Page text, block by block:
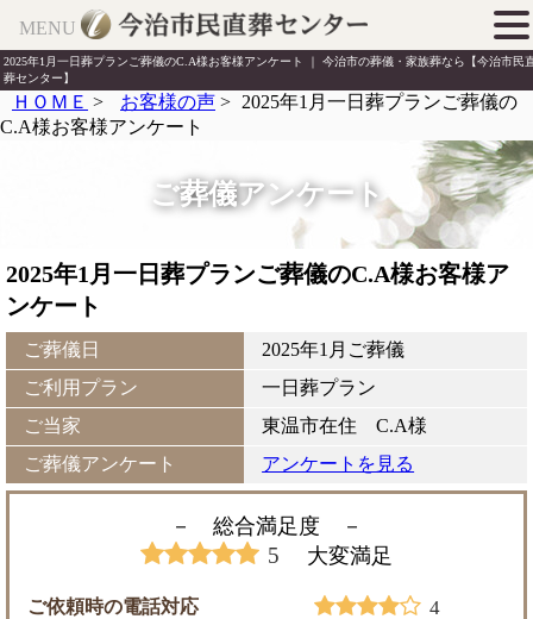
2025年1月一日葬プランご葬儀のC.A様お客様アンケート ｜ 今治市の葬儀・家族葬なら【今治市民
葬センター】
ＨＯＭＥ > お客様の声 > 2025年1月一日葬プランご葬儀の
C.A様お客様アンケート
ご葬儀アンケート
2025年1月一日葬プランご葬儀のC.A様お客様ア
ンケート
ご葬儀日
2025年1月ご葬儀
ご利用プラン
一日葬プラン
ご当家
東温市在住 C.A様
ご葬儀アンケート
アンケートを見る
－ 総合満足度 －
5 大変満足
ご依頼時の電話対応 4
MENU